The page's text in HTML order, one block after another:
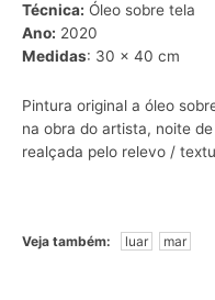
Técnica: Óleo sobre tela
Ano: 2020
Medidas: 30 x 40 cm
Pintura original a óleo
na obra do artista, noite de
realçada pelo relevo /
Veja também: luar mar